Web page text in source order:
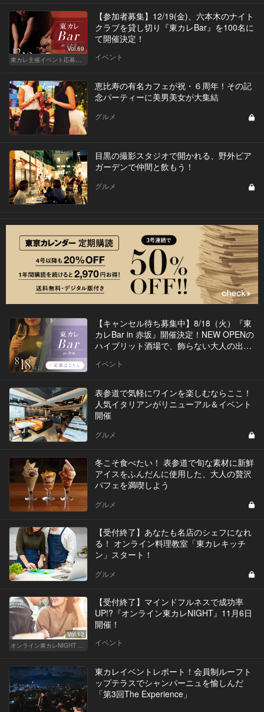
Vol.69
東カレ主催イベント応募詳細記事一覧
【参加者募集】12/19(金)、六本木のナイト
クラブを貸し切り『東カレBar』を100名に
て開催決定！
イベント
恵比寿の有名カフェが祝・６周年！その記
念パーティーに美男美女が大集結
グルメ
目黒の撮影スタジオで開かれる、野外ビア
ガーデンで仲間と飲もう！
グルメ
【キャンセル待ち募集中】8/18（火）『東
カレBar in 赤坂』開催決定！NEW OPENの
ハイブリット酒場で、飾らない大人の出会
イベント
表参道で気軽にワインを楽しむならここ！
人気イタリアンがリニューアル＆イベント
開催
グルメ
冬こそ食べたい！ 表参道で旬な素材に新鮮
アイスをふんだんに使用した、大人の贅沢
パフェを満喫しよう
グルメ
【受付終了】あなたも名店のシェフになれ
る！ オンライン料理教室「東カレキッチ
ン」スタート！
グルメ
Vol.12
オンライン東カレNIGHT イベント募集
【受付終了】マインドフルネスで成功率
UP!?『オンライン東カレNIGHT』11月6日
開催！
イベント
東カレイベントレポート！会員制ルーフト
ップテラスでシャンパーニュを愉しんだ
「第3回The Experience」